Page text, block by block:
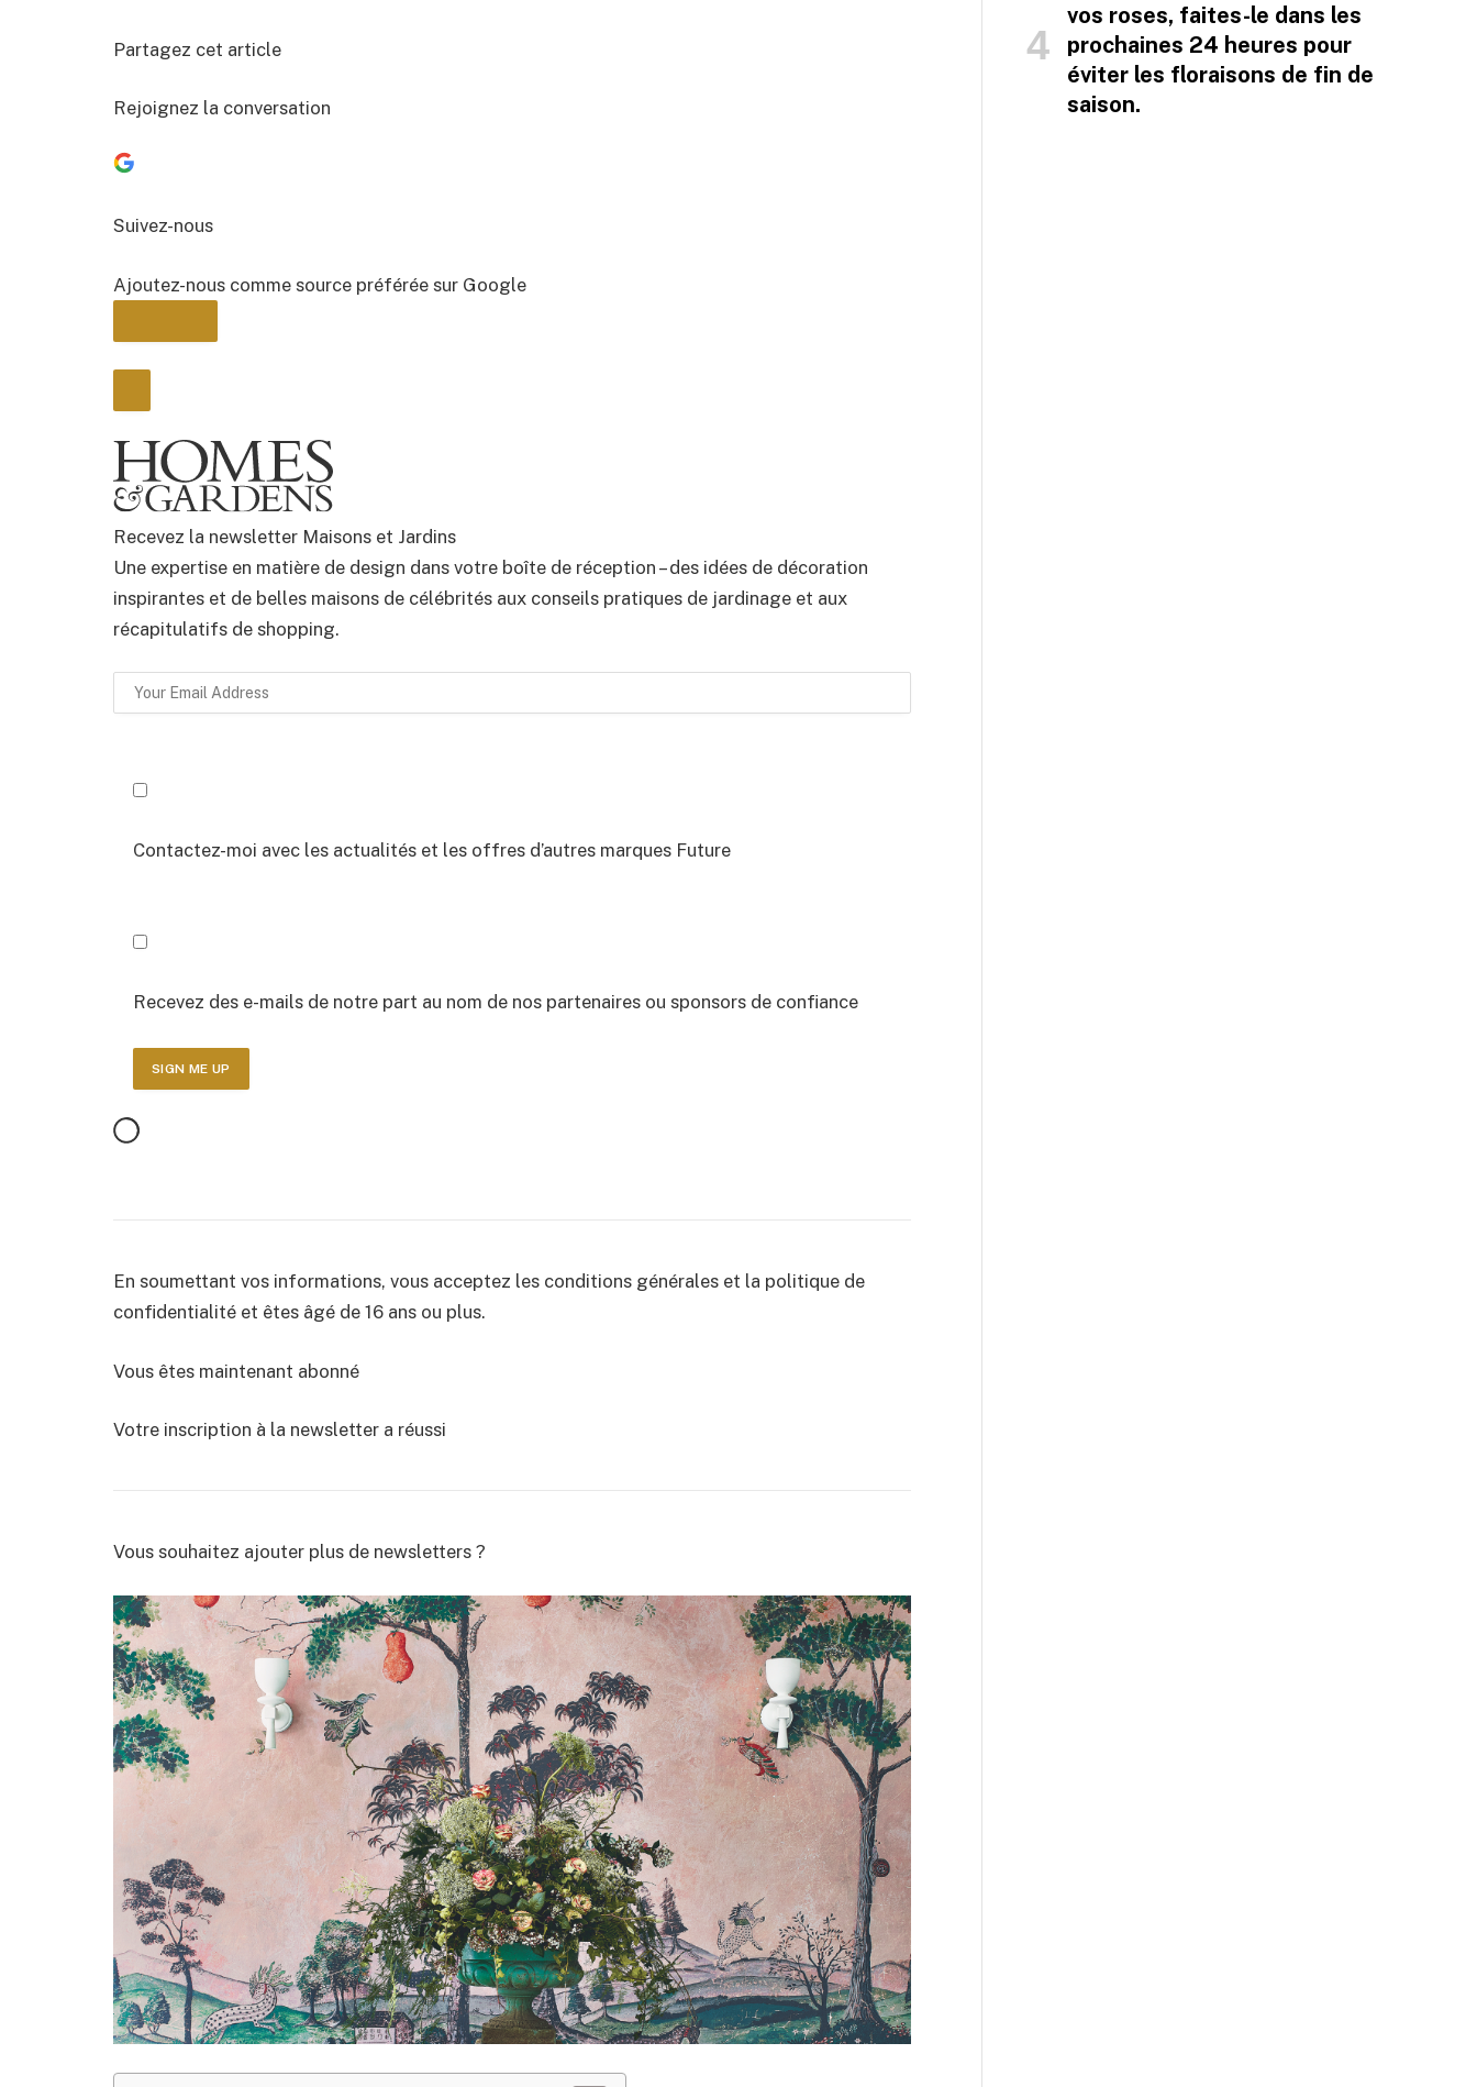
Partagez cet article
Rejoignez la conversation
Suivez-nous
Ajoutez-nous comme source préférée sur Google
BULLETIN
Recevez la newsletter Maisons et Jardins
Une expertise en matière de design dans votre boîte de réception – des idées de décoration
inspirantes et de belles maisons de célébrités aux conseils pratiques de jardinage et aux
récapitulatifs de shopping.
Contactez-moi avec les actualités et les offres d’autres marques Future
Recevez des e-mails de notre part au nom de nos partenaires ou sponsors de confiance
En soumettant vos informations, vous acceptez les conditions générales et la politique de
confidentialité et êtes âgé de 16 ans ou plus.
Vous êtes maintenant abonné
Votre inscription à la newsletter a réussi
Vous souhaitez ajouter plus de newsletters ?
vos roses, faites-le dans les
prochaines 24 heures pour
éviter les floraisons de fin de
saison.